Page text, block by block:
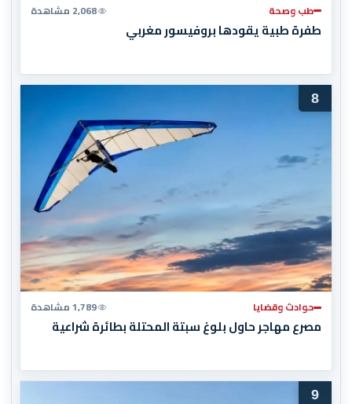
طب وصحة 2,068 مشاهدة
طفرة طبية يقودها بروفيسور مغربي
8
حوادث وقضايا 1,789 مشاهدة
مصرع مهاجر حاول بلوغ سبتة المحتلة بطائرة شراعية
9